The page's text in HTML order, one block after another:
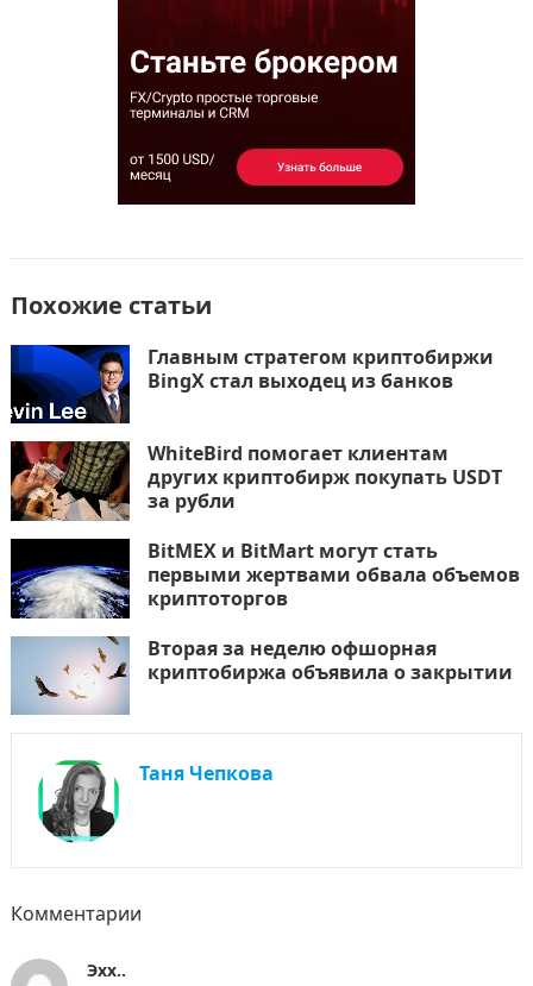
в
и
т
ь
Похожие статьи
Главным стратегом криптобиржи
BingX стал выходец из банков
WhiteBird помогает клиентам
других криптобирж покупать USDT
за рубли
BitMEX и BitMart могут стать
первыми жертвами обвала объемов
криптоторгов
Вторая за неделю офшорная
криптобиржа объявила о закрытии
Таня Чепкова
Комментарии
Эхх..